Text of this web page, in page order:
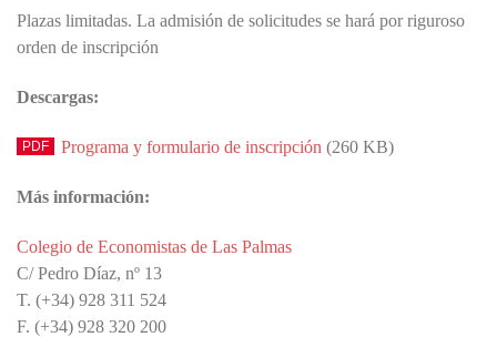
Plazas limitadas. La admisión de solicitudes se hará por riguroso
orden de inscripción
Descargas:
Programa y formulario de inscripción (260 KB)
Más información:
Colegio de Economistas de Las Palmas
C/ Pedro Díaz, nº 13
T. (+34) 928 311 524
F. (+34) 928 320 200